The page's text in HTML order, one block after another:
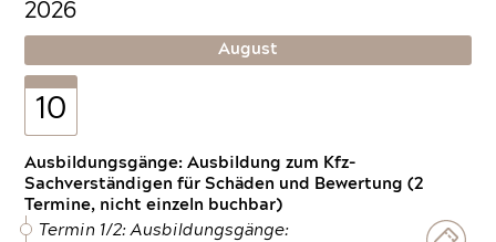
2026
August
10
Ausbildungsgänge: Ausbildung zum Kfz-
Sachverständigen für Schäden und Bewertung (2
Termine, nicht einzeln buchbar)
Termin 1/2: Ausbildungsgänge: